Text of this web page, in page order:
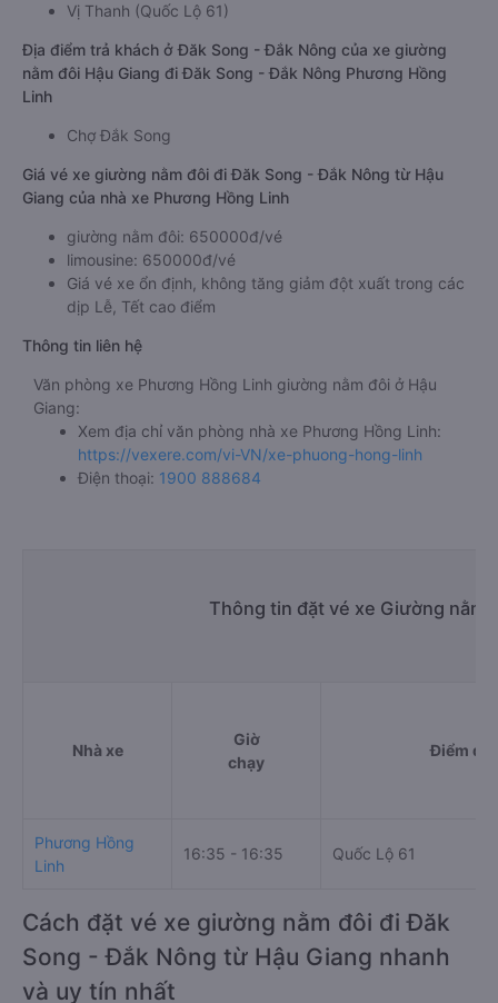
Vị Thanh (Quốc Lộ 61)
Địa điểm trả khách ở Đăk Song - Đắk Nông của xe giường
nằm đôi Hậu Giang đi Đăk Song - Đắk Nông Phương Hồng
Linh
Chợ Đắk Song
Giá vé xe giường nằm đôi đi Đăk Song - Đắk Nông từ Hậu
Giang của nhà xe Phương Hồng Linh
giường nằm đôi: 650000đ/vé
limousine: 650000đ/vé
Giá vé xe ổn định, không tăng giảm đột xuất trong các
dịp Lễ, Tết cao điểm
Thông tin liên hệ
Văn phòng xe Phương Hồng Linh giường nằm đôi ở Hậu
Giang:
Xem địa chỉ văn phòng nhà xe Phương Hồng Linh:
https://vexere.com/vi-VN/xe-phuong-hong-linh
Điện thoại: 1900 888684
Thông tin đặt vé xe Giường nằm
Nhà xe
Giờ
chạy
Điểm đi
Phương Hồng
Linh
16:35 - 16:35 Quốc Lộ 61
Cách đặt vé xe giường nằm đôi đi Đăk
Song - Đắk Nông từ Hậu Giang nhanh
và uy tín nhất